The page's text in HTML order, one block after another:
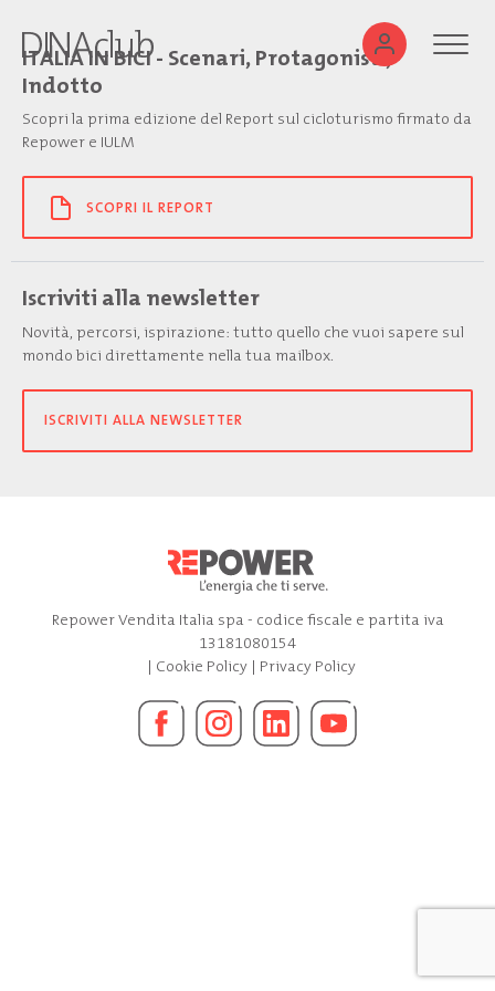
ITALIA IN BICI - Scenari, Protagonisti,
Indotto
Scopri la prima edizione del Report sul cicloturismo firmato da
Repower e IULM
SCOPRI IL REPORT
Iscriviti alla newsletter
Novità, percorsi, ispirazione: tutto quello che vuoi sapere sul
mondo bici direttamente nella tua mailbox.
ISCRIVITI ALLA NEWSLETTER
Repower Vendita Italia spa - codice fiscale e partita iva
13181080154
| Cookie Policy| Privacy Policy